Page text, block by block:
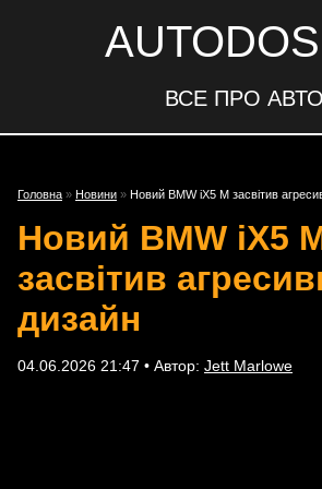
ВСЕ ПРО АВТО
Головна » Новини » Новий BMW iX5 M засвітив
Новий BMW iX5
засвітив
дизайн
04.06.2026 21:47 • Автор: Jett Marlowe